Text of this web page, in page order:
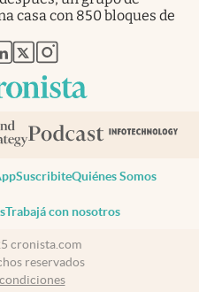
casa con 850 bloques de
nueva pestaña
en nueva pestaña
abre en nueva pestaña
abre en nueva pestaña
abre en nueva pestaña
SuscribiteQuiénes Somos
Trabajá con nosotros
cronista.com
reservados